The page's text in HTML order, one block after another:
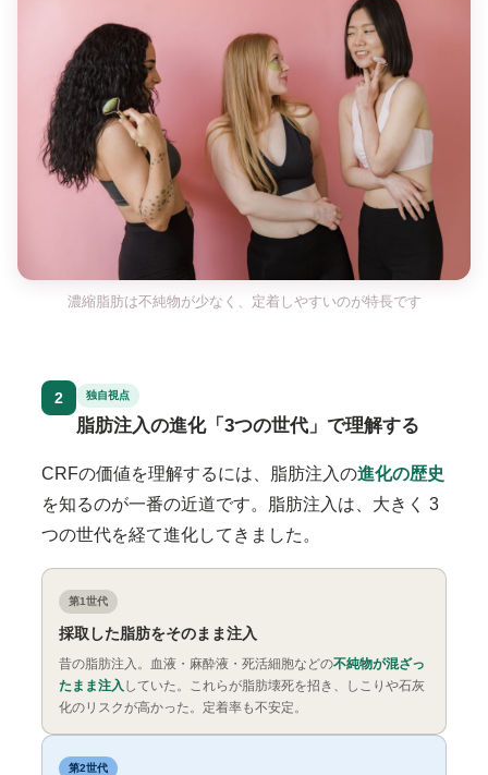
濃縮脂肪は不純物が少なく、定着しやすいのが特長です
2 独自視点
脂肪注入の進化「3つの世代」で理解する
CRFの価値を理解するには、脂肪注入の進化の歴史
を知るのが一番の近道です。脂肪注入は、大きく 3
つの世代を経て進化してきました。
第1世代
採取した脂肪をそのまま注入
昔の脂肪注入。血液・麻酔液・死活細胞などの不純物が混ざっ
たまま注入 していた。これらが脂肪壊死を招き、しこりや石灰
化のリスクが高かった。定着率も不安定。
第2世代